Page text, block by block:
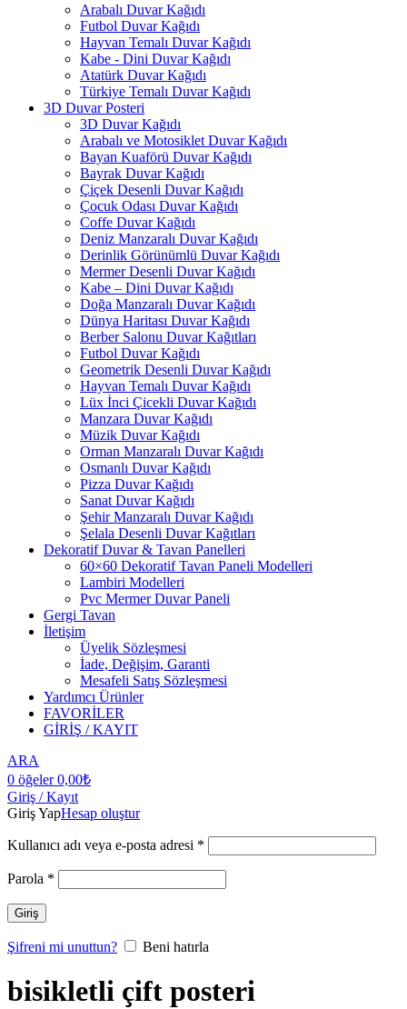
Arabalı Duvar Kağıdı
Futbol Duvar Kağıdı
Hayvan Temalı Duvar Kağıdı
Kabe - Dini Duvar Kağıdı
Atatürk Duvar Kağıdı
Türkiye Temalı Duvar Kağıdı
3D Duvar Posteri
3D Duvar Kağıdı
Arabalı ve Motosiklet Duvar Kağıdı
Bayan Kuaförü Duvar Kağıdı
Bayrak Duvar Kağıdı
Çiçek Desenli Duvar Kağıdı
Çocuk Odası Duvar Kağıdı
Coffe Duvar Kağıdı
Deniz Manzaralı Duvar Kağıdı
Derinlik Görünümlü Duvar Kağıdı
Mermer Desenli Duvar Kağıdı
Kabe – Dini Duvar Kağıdı
Doğa Manzaralı Duvar Kağıdı
Dünya Haritası Duvar Kağıdı
Berber Salonu Duvar Kağıtları
Futbol Duvar Kağıdı
Geometrik Desenli Duvar Kağıdı
Hayvan Temalı Duvar Kağıdı
Lüx İnci Çicekli Duvar Kağıdı
Manzara Duvar Kağıdı
Müzik Duvar Kağıdı
Orman Manzaralı Duvar Kağıdı
Osmanlı Duvar Kağıdı
Pizza Duvar Kağıdı
Sanat Duvar Kağıdı
Şehir Manzaralı Duvar Kağıdı
Şelala Desenli Duvar Kağıtları
Dekoratif Duvar & Tavan Panelleri
60×60 Dekoratif Tavan Paneli Modelleri
Lambiri Modelleri
Pvc Mermer Duvar Paneli
Gergi Tavan
İletişim
Üyelik Sözleşmesi
İade, Değişim, Garanti
Mesafeli Satış Sözleşmesi
Yardımcı Ürünler
FAVORİLER
GİRİŞ / KAYIT
ARA
0 öğeler 0,00₺
Giriş / Kayıt
Giriş YapHesap oluştur
Kullanıcı adı veya e-posta adresi *
Parola *
Giriş
Şifreni mi unuttun? Beni hatırla
bisikletli çift posteri